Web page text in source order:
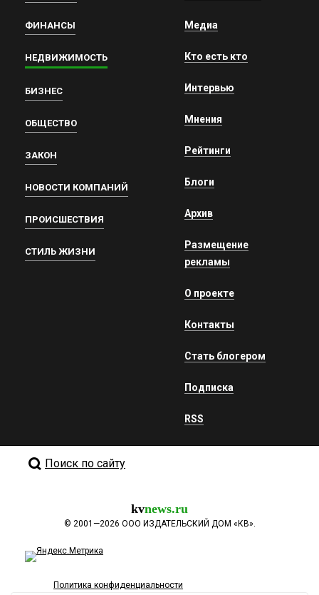
ФИНАНСЫ
НЕДВИЖИМОСТЬ
БИЗНЕС
ОБЩЕСТВО
ЗАКОН
НОВОСТИ КОМПАНИЙ
ПРОИСШЕСТВИЯ
СТИЛЬ ЖИЗНИ
Медиа
Кто есть кто
Интервью
Мнения
Рейтинги
Блоги
Архив
Размещение
рекламы
О проекте
Контакты
Стать блогером
Подписка
RSS
Поиск по сайту
kvnews.ru
© 2001—2026 ООО ИЗДАТЕЛЬСКИЙ ДОМ «КВ».
Политика конфиденциальности